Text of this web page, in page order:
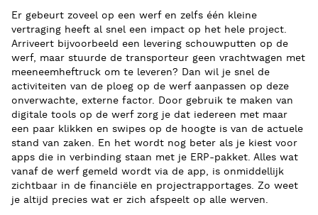
Er gebeurt zoveel op een werf en zelfs één kleine
vertraging heeft al snel een impact op het hele project.
Arriveert bijvoorbeeld een levering schouwputten op de
werf, maar stuurde de transporteur geen vrachtwagen met
meeneemheftruck om te leveren? Dan wil je snel de
activiteiten van de ploeg op de werf aanpassen op deze
onverwachte, externe factor. Door gebruik te maken van
digitale tools op de werf zorg je dat iedereen met maar
een paar klikken en swipes op de hoogte is van de actuele
stand van zaken. En het wordt nog beter als je kiest voor
apps die in verbinding staan met je ERP-pakket. Alles wat
vanaf de werf gemeld wordt via de app, is onmiddellijk
zichtbaar in de financiële en projectrapportages. Zo weet
je altijd precies wat er zich afspeelt op alle werven.